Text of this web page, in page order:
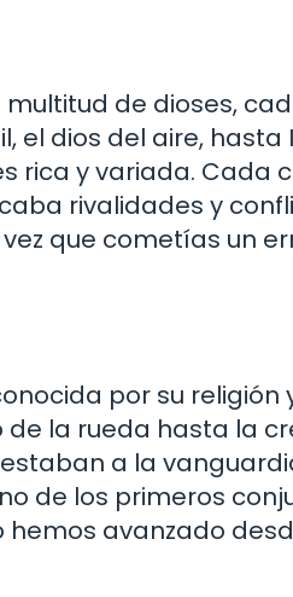
de dioses,
el dios del aire,
rica y variada. Cada
rivalidades y
que cometías un
por su
de la rueda hasta la
a la
de los primeros
hemos avanzado